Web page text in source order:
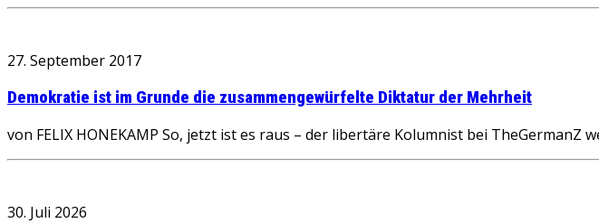
27. September 2017
Demokratie ist im Grunde die zusammengewürfelte Diktatur der Mehrheit
von FELIX HONEKAMP So, jetzt ist es raus – der libertäre Kolumnist bei
30. Juli 2026